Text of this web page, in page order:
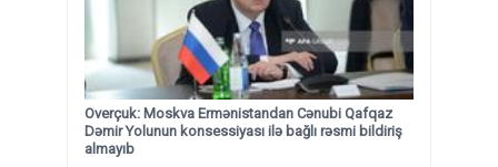
Overçuk: Moskva Ermənistandan Cənubi Qafqaz
Dəmir Yolunun konsessiyası ilə bağlı rəsmi bildiriş
almayıb